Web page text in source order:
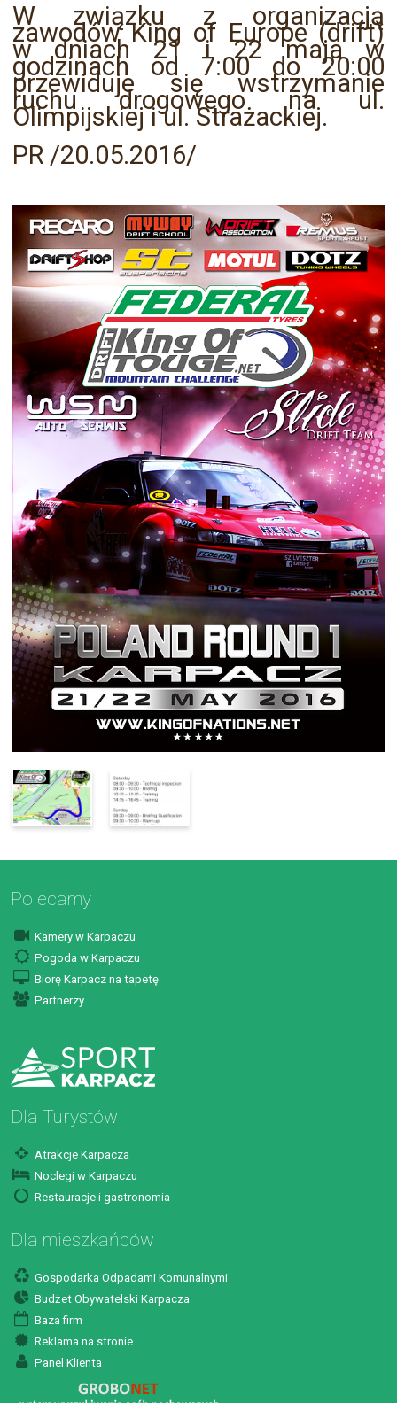
W związku z organizacją
zawodów King of Europe (drift)
w dniach 21 i 22 maja w
godzinach od 7:00 do 20:00
przewiduje się wstrzymanie
ruchu drogowego na ul.
Olimpijskiej i ul. Strażackiej.
PR /20.05.2016/
Polecamy
Kamery w Karpaczu
Pogoda w Karpaczu
Biorę Karpacz na tapetę
Partnerzy
Dla Turystów
Atrakcje Karpacza
Noclegi w Karpaczu
Restauracje i gastronomia
Dla mieszkańców
Gospodarka Odpadami Komunalnymi
Budżet Obywatelski Karpacza
Baza firm
Reklama na stronie
Panel Klienta